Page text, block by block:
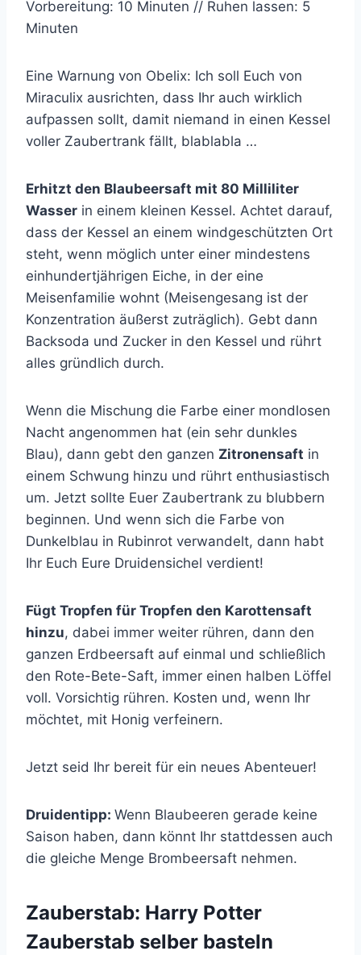
Vorbereitung: 10 Minuten // Ruhen lassen: 5
Minuten
Eine Warnung von Obelix: Ich soll Euch von
Miraculix ausrichten, dass Ihr auch wirklich
aufpassen sollt, damit niemand in einen Kessel
voller Zaubertrank fällt, blablabla …
Erhitzt den Blaubeersaft mit 80 Milliliter
Wasser in einem kleinen Kessel. Achtet darauf,
dass der Kessel an einem windgeschützten Ort
steht, wenn möglich unter einer mindestens
einhundertjährigen Eiche, in der eine
Meisenfamilie wohnt (Meisengesang ist der
Konzentration äußerst zuträglich). Gebt dann
Backsoda und Zucker in den Kessel und rührt
alles gründlich durch.
Wenn die Mischung die Farbe einer mondlosen
Nacht angenommen hat (ein sehr dunkles
Blau), dann gebt den ganzen Zitronensaft in
einem Schwung hinzu und rührt enthusiastisch
um. Jetzt sollte Euer Zaubertrank zu blubbern
beginnen. Und wenn sich die Farbe von
Dunkelblau in Rubinrot verwandelt, dann habt
Ihr Euch Eure Druidensichel verdient!
Fügt Tropfen für Tropfen den Karottensaft
hinzu, dabei immer weiter rühren, dann den
ganzen Erdbeersaft auf einmal und schließlich
den Rote-Bete-Saft, immer einen halben Löffel
voll. Vorsichtig rühren. Kosten und, wenn Ihr
möchtet, mit Honig verfeinern.
Jetzt seid Ihr bereit für ein neues Abenteuer!
Druidentipp: Wenn Blaubeeren gerade keine
Saison haben, dann könnt Ihr stattdessen auch
die gleiche Menge Brombeersaft nehmen.
Zauberstab: Harry Potter
Zauberstab selber basteln